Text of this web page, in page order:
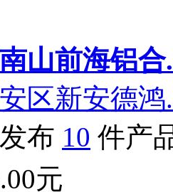
山前海铝合
区新安德鸿
布 10 件产
元